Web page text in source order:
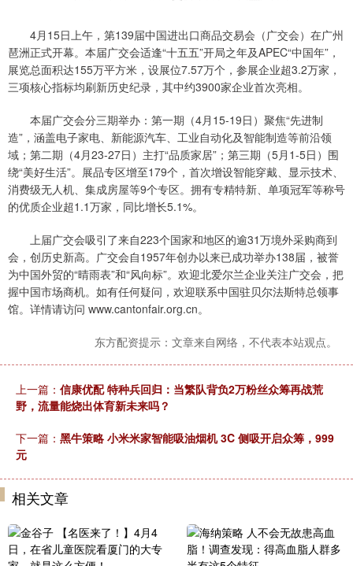
4月15日上午，第139届中国进出口商品交易会（广交会）在广州
琶洲正式开幕。本届广交会适逢“十五五”开局之年及APEC“中国年”，
展览总面积达155万平方米，设展位7.57万个，参展企业超3.2万家，
三项核心指标均刷新历史纪录，其中约3900家企业首次亮相。
本届广交会分三期举办：第一期（4月15-19日）聚焦“先进制
造”，涵盖电子家电、新能源汽车、工业自动化及智能制造等前沿领
域；第二期（4月23-27日）主打“品质家居”；第三期（5月1-5日）围
绕“美好生活”。展品专区增至179个，首次增设智能穿戴、显示技术、
消费级无人机、集成房屋等9个专区。拥有专精特新、单项冠军等称号
的优质企业超1.1万家，同比增长5.1%。
上届广交会吸引了来自223个国家和地区的逾31万境外采购商到
会，创历史新高。广交会自1957年创办以来已成功举办138届，被誉
为中国外贸的“晴雨表”和“风向标”。欢迎北爱尔兰企业关注广交会，把
握中国市场商机。如有任何疑问，欢迎联系中国驻贝尔法斯特总领事
馆。详情请访问 www.cantonfair.org.cn。
东方配资提示：文章来自网络，不代表本站观点。
上一篇： 信康优配 特种兵回归：当繁队背负2万粉丝众筹再战荒
野，流量能烧出体育新未来吗？
下一篇： 黑牛策略 小米米家智能吸油烟机 3C 侧吸开启众筹，999
元
相关文章